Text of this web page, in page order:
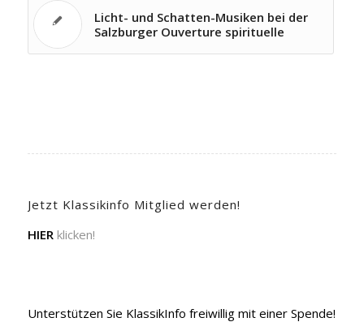
Licht- und Schatten-Musiken bei der
Salzburger Ouverture spirituelle
Jetzt Klassikinfo Mitglied werden!
HIER klicken!
Unterstützen Sie KlassikInfo freiwillig mit einer Spende!